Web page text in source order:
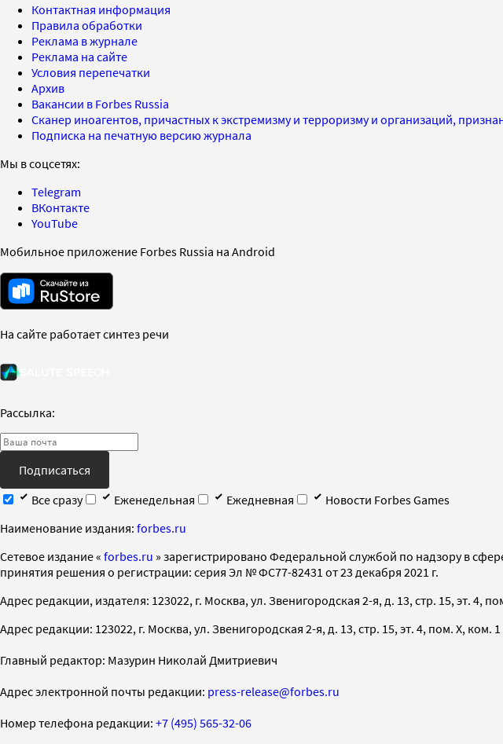
Контактная информация
Правила обработки
Реклама в журнале
Реклама на сайте
Условия перепечатки
Архив
Вакансии в Forbes Russia
Сканер иноагентов, причастных к экстремизму и терроризму и организаций,
Подписка на печатную версию журнала
Мы в соцсетях:
Telegram
ВКонтакте
YouTube
Мобильное приложение Forbes Russia на Android
На сайте работает синтез речи
Рассылка:
Подписаться
Все сразу
Еженедельная Ежедневная
Новости Forbes Games
Наименование издания: forbes.ru
Cетевое издание « forbes.ru » зарегистрировано Федеральной службой по надзору в
принятия решения о регистрации: серия Эл № ФС77-82431 от 23 декабря 2021 г.
Адрес редакции, издателя: 123022, г. Москва, ул. Звенигородская 2-я, д. 13, стр. 15, эт. 4,
Адрес редакции: 123022, г. Москва, ул. Звенигородская 2-я, д. 13, стр. 15, эт. 4, пом. X, ком. 1
Главный редактор: Мазурин Николай Дмитриевич
Адрес электронной почты редакции: press-release@forbes.ru
Номер телефона редакции: +7 (495) 565-32-06